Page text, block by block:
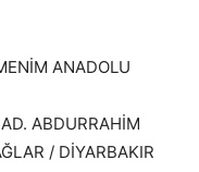
ANADOLU
ABDURRAHİM
/ DİYARBAKIR